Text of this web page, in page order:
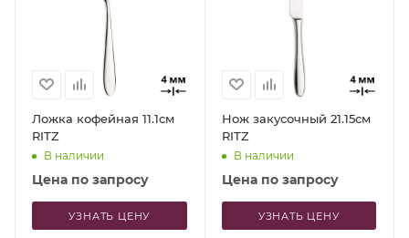
Ложка кофейная 11.1см
RITZ
В наличии
Цена по запросу
УЗНАТЬ ЦЕНУ
Нож закусочный 21.15см
RITZ
В наличии
Цена по запросу
УЗНАТЬ ЦЕНУ